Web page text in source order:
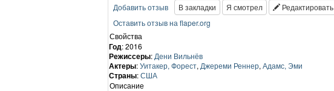
Добавить отзыв В закладки Я смотрел
Редактировать
Оставить отзыв на flaper.org
Свойства
Год: 2016
Режиссеры: Дени Вильнёв
Актеры:Уитакер, Форест, Джереми Реннер, Адамс, Эми
Страны:США
Описание